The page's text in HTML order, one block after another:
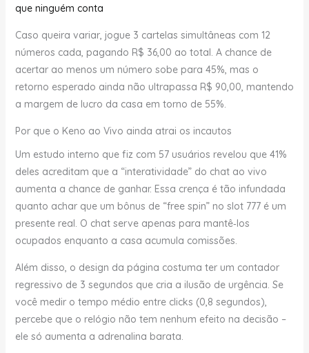
que ninguém conta
Caso queira variar, jogue 3 cartelas simultâneas com 12
números cada, pagando R$ 36,00 ao total. A chance de
acertar ao menos um número sobe para 45%, mas o
retorno esperado ainda não ultrapassa R$ 90,00, mantendo
a margem de lucro da casa em torno de 55%.
Por que o Keno ao Vivo ainda atrai os incautos
Um estudo interno que fiz com 57 usuários revelou que 41%
deles acreditam que a “interatividade” do chat ao vivo
aumenta a chance de ganhar. Essa crença é tão infundada
quanto achar que um bônus de “free spin” no slot 777 é um
presente real. O chat serve apenas para mantê‑los
ocupados enquanto a casa acumula comissões.
Além disso, o design da página costuma ter um contador
regressivo de 3 segundos que cria a ilusão de urgência. Se
você medir o tempo médio entre clicks (0,8 segundos),
percebe que o relógio não tem nenhum efeito na decisão –
ele só aumenta a adrenalina barata.